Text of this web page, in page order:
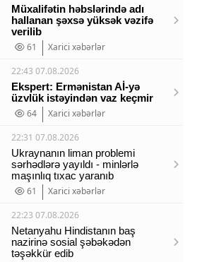
Müxalifətin həbslərində adı
hallanan şəxsə yüksək vəzifə
verilib
61
Xarici xəbərlər
22:43 07.08.2026
Ekspert: Ermənistan Aİ-yə
üzvlük istəyindən vaz keçmir
64
Xarici xəbərlər
22:31 07.08.2026
Ukraynanın liman problemi
sərhədlərə yayıldı - minlərlə
maşınlıq tıxac yaranıb
61
Xarici xəbərlər
22:23 07.08.2026
Netanyahu Hindistanın baş
nazirinə sosial şəbəkədən
təşəkkür edib